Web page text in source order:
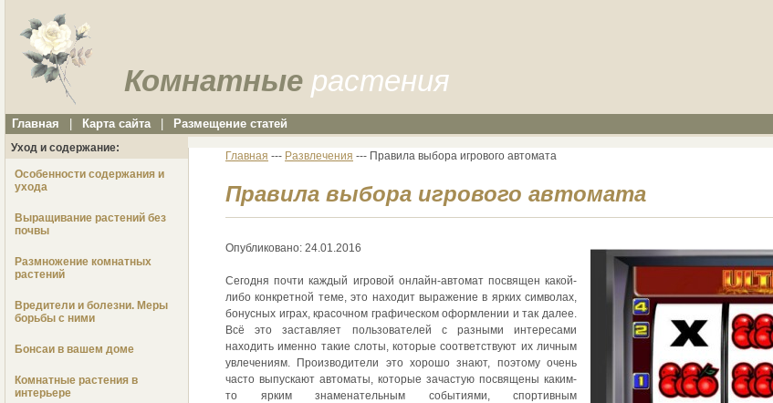
Комнатные растения
Главная Карта сайта Размещение статей
Уход и содержание:
Особенности содержания и
ухода
Выращивание растений без
почвы
Размножение комнатных
растений
Вредители и болезни. Меры
борьбы с ними
Бонсаи в вашем доме
Комнатные растения в
интерьере
Главная --- Развлечения --- Правила выбора игрового автомата
Правила выбора игрового автомата
Опубликовано: 24.01.2016
Сегодня почти каждый игровой онлайн-автомат посвящен какой-
либо конкретной теме, это находит выражение в ярких символах,
бонусных играх, красочном графическом оформлении и так далее.
Всё это заставляет пользователей с разными интересами
находить именно такие слоты, которые соответствуют их личным
увлечениям. Производители это хорошо знают, поэтому очень
часто выпускают автоматы, которые зачастую посвящены каким-
то ярким знаменательным событиями, спортивным